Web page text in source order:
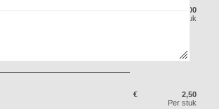
2,00
Per stuk
€
2,50
Per stuk